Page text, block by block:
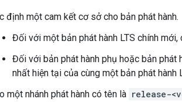
định một cam kết cơ sở cho bản phát hành.
Đối với một bản phát hành LTS chính mới,
Đối với bản phát hành phụ hoặc bản phát
nhất hiện tại của cùng một bản phát hành
một nhánh phát hành có tên là release-